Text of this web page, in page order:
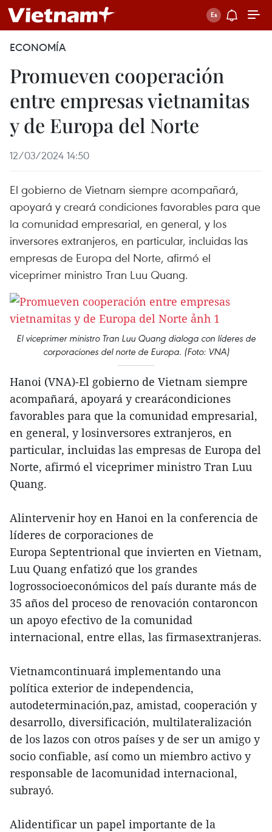
ECONOMÍA
Promueven cooperación
entre empresas vietnamitas
y de Europa del Norte
12/03/2024 14:50
El gobierno de Vietnam siempre acompañará,
apoyará y creará condiciones favorables para que
la comunidad empresarial, en general, y los
inversores extranjeros, en particular, incluidas las
empresas de Europa del Norte, afirmó el
viceprimer ministro Tran Luu Quang.
El viceprimer ministro Tran Luu Quang dialoga con líderes de
corporaciones del norte de Europa. (Foto: VNA)
Hanoi (VNA)-El gobierno de Vietnam siempre
acompañará, apoyará y crearácondiciones
favorables para que la comunidad empresarial,
en general, y losinversores extranjeros, en
particular, incluidas las empresas de Europa del
Norte, afirmó el viceprimer ministro Tran Luu
Quang.
Alintervenir hoy en Hanoi en la conferencia de
líderes de corporaciones de
Europa Septentrional que invierten en Vietnam,
Luu Quang enfatizó que los grandes
logrossocioeconómicos del país durante más de
35 años del proceso de renovación contaroncon
un apoyo efectivo de la comunidad
internacional, entre ellas, las firmasextranjeras.
Vietnamcontinuará implementando una
política exterior de independencia,
autodeterminación,paz, amistad, cooperación y
desarrollo, diversificación, multilateralización
de los lazos con otros países y de ser un amigo y
socio confiable, así como un miembro activo y
responsable de lacomunidad internacional,
subrayó.
Alidentificar un papel importante de la